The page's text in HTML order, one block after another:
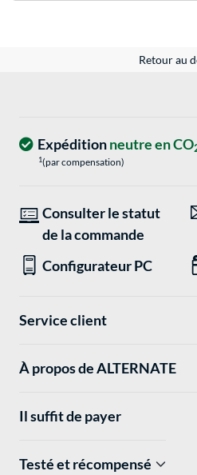
Retour au
Expéditionneutre en CO
1(par compensation)
Consulter le statut
de la commande
Configurateur PC
Service client
À propos de ALTERNATE
Il suffit de payer
Testé et récompensé